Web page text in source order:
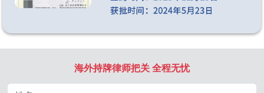
海外持牌律师把关 全程无忧